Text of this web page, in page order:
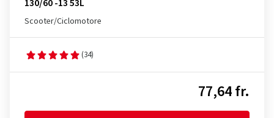
130/60 -13 53L
Scooter/Ciclomotore
(34)
77,64 fr.